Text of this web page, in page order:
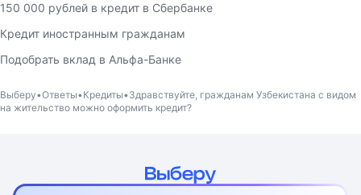
150 000 рублей в кредит в Сбербанке
Кредит иностранным гражданам
Подобрать вклад в Альфа-Банке
Выберу Ответы Кредиты Здравствуйте, гражданам Узбекистана с видом
на жительство можно оформить кредит?